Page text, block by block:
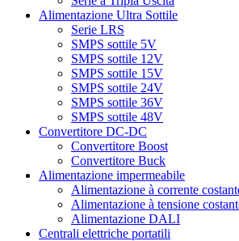
Alimentazione Ultra Sottile
Serie LRS
SMPS sottile 5V
SMPS sottile 12V
SMPS sottile 15V
SMPS sottile 24V
SMPS sottile 36V
SMPS sottile 48V
Convertitore DC-DC
Convertitore Boost
Convertitore Buck
Alimentazione impermeabile
Alimentazione à corrente
Alimentazione à tensione
Alimentazione DALI
Centrali elettriche portatili